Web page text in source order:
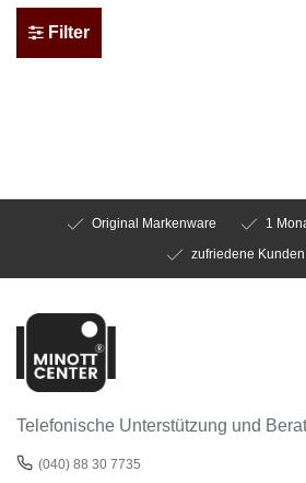
Filter
Original Markenware
1
zufriedene Kunden
Telefonische Unterstützung und
(040) 88 30 7735